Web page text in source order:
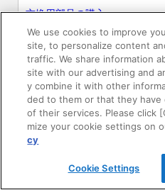
交換用部品の購入
修理・点検
お問い合わせ
ログイン
建築・設計関係者様向けサイト
We use cookies to improve
site, to personalize content
traffic. We share information
site with our advertising and
y combine it with other
ded to them or that they have
of their services. Please click
mize your cookie settings on
cy
Cookie Settings